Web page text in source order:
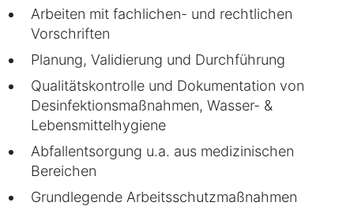
Arbeiten mit fachlichen- und rechtlichen
Vorschriften
Planung, Validierung und Durchführung
Qualitätskontrolle und Dokumentation von
Desinfektionsmaßnahmen, Wasser- &
Lebensmittelhygiene
Abfallentsorgung u.a. aus medizinischen
Bereichen
Grundlegende Arbeitsschutzmaßnahmen